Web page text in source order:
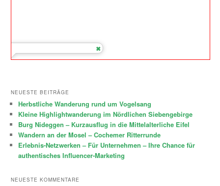
NEUESTE BEITRÄGE
Herbstliche Wanderung rund um Vogelsang
Kleine Highlightwanderung im Nördlichen Siebengebirge
Burg Nideggen – Kurzausflug in die Mittelalterliche Eifel
Wandern an der Mosel – Cochemer Ritterrunde
Erlebnis-Netzwerken – Für Unternehmen – Ihre Chance für
authentisches Influencer-Marketing
NEUESTE KOMMENTARE